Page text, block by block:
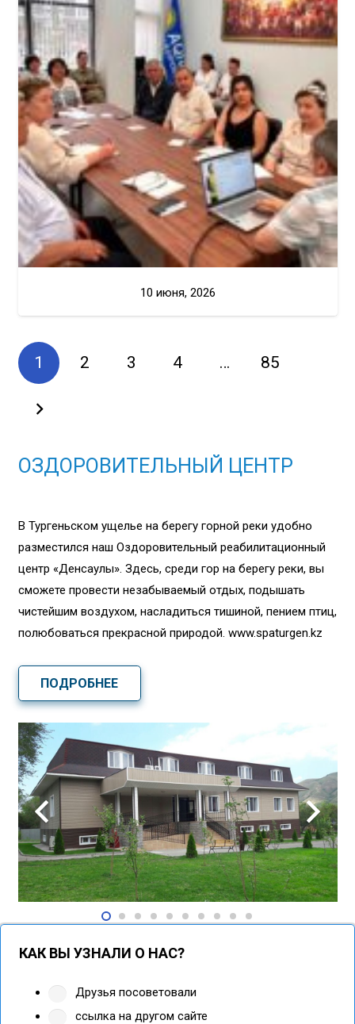
10 июня, 2026
1 2 3 4 … 85
ОЗДОРОВИТЕЛЬНЫЙ ЦЕНТР
В Тургеньском ущелье на берегу горной реки удобно
разместился наш Оздоровительный реабилитационный
центр «Денсаулық». Здесь, среди гор на берегу реки, вы
сможете провести незабываемый отдых, подышать
чистейшим воздухом, насладиться тишиной, пением птиц,
полюбоваться прекрасной природой. www.spaturgen.kz
ПОДРОБНЕЕ
КАК ВЫ УЗНАЛИ О НАС?
Друзья посоветовали
ссылка на другом сайте